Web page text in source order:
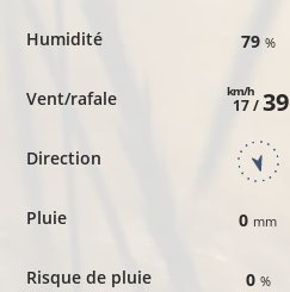
Humidité
Vent/rafale
Direction
Pluie
Risque de pluie
79 %
17 /
km/h 39
0 mm
0 %